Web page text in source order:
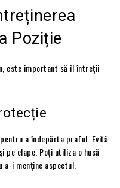
Poziție
este important să îl întreții
a îndepărta praful. Evită
pe clape. Poți utiliza o husă
i menține aspectul.